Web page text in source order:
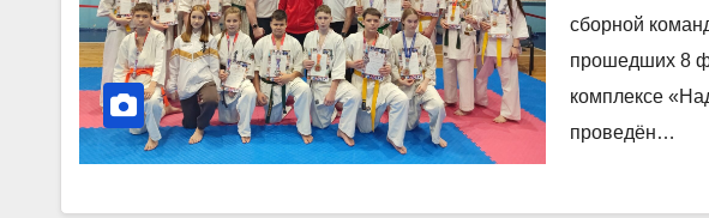
сборной
прошедших 8
комплексе
проведён…